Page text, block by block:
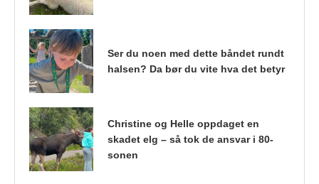
Ser du noen med dette båndet rundt
halsen? Da bør du vite hva det betyr
Christine og Helle oppdaget en
skadet elg – så tok de ansvar i 80-
sonen